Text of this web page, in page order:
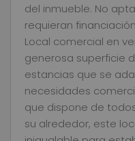
del inmueble. No
requieran financiación
Local comercial en
generosa superficie
estancias que se
necesidades
que dispone de
su alrededor, este